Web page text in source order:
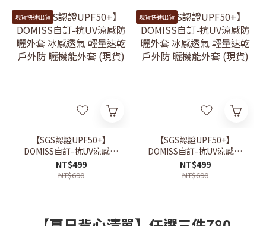
現貨快速出貨
【SGS認證UPF50+】
DOMISS自訂-抗UV涼感防
曬外套 冰感透氣 輕量速乾
戶外防 曬機能外套 (現貨)
NT$499
NT$690
現貨快速出貨
【SGS認證UPF50+】
DOMISS自訂-抗UV涼感防
曬外套 冰感透氣 輕量速乾
NT$499
NT$690